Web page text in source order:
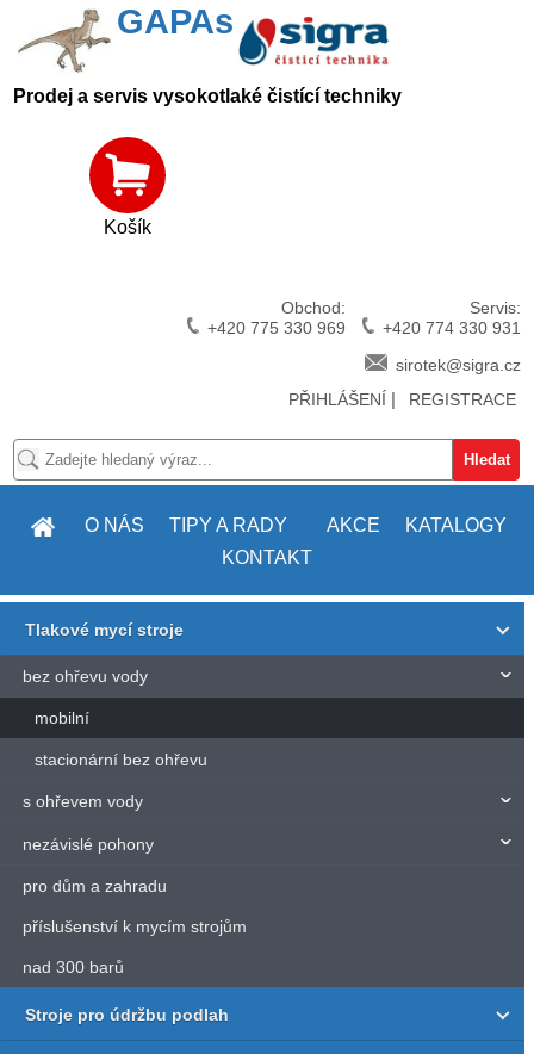
GAPAs
Prodej a servis vysokotlaké čistící techniky
Obchod:
+420 775 330 969
Servis:
+420 774 330 931
sirotek@sigra.cz
PŘIHLÁŠENÍ | REGISTRACE
Košík
O NÁS TIPY A RADY AKCE
KATALOGY
KONTAKT
Tlakové mycí stroje
bez ohřevu vody
mobilní
stacionární bez ohřevu
s ohřevem vody
nezávislé pohony
pro dům a zahradu
příslušenství k mycím strojům
nad 300 barů
Stroje pro údržbu podlah